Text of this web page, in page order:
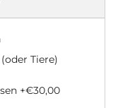
Tiere)
+€30,00